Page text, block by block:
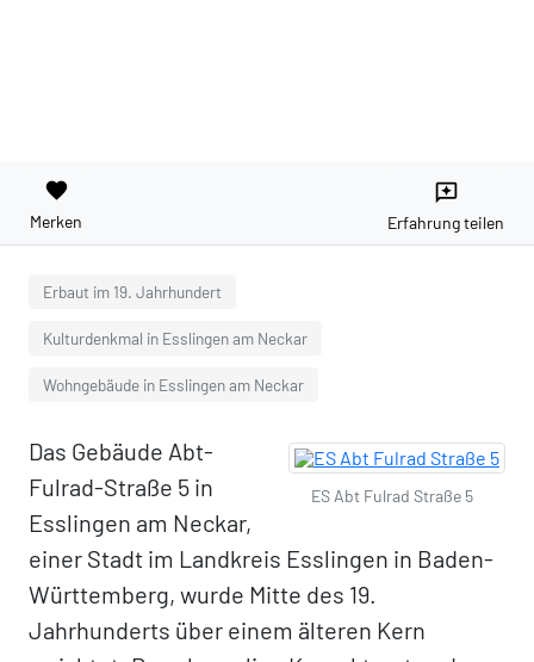
favorite
Merken
reviews
Erfahrung teilen
Erbaut im 19. Jahrhundert
Kulturdenkmal in Esslingen am Neckar
Wohngebäude in Esslingen am Neckar
ES Abt Fulrad Straße 5
Das Gebäude Abt-
Fulrad-Straße 5 in
Esslingen am Neckar,
einer Stadt im Landkreis Esslingen in Baden-
Württemberg, wurde Mitte des 19.
Jahrhunderts über einem älteren Kern